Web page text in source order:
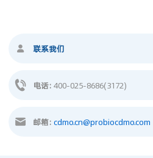
联系我们
电话: 400-025-8686(3172)
邮箱: cdmo.cn@probiocdmo.com